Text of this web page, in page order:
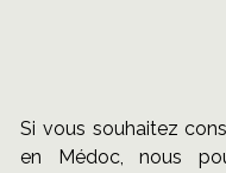
Si vous souhaitez
en Médoc, nous